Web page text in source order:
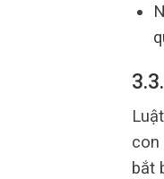
con
bắt